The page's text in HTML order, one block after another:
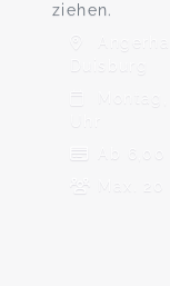
ziehen.
Duisburg
Ab 6,00
Max. 20